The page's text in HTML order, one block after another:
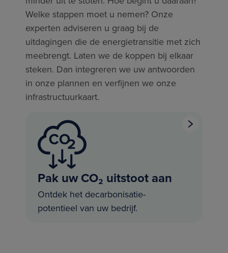
Welke stappen moet u nemen? Onze
experten adviseren u graag bij de
uitdagingen die de energietransitie met zich
meebrengt. Laten we de koppen bij elkaar
steken. Dan integreren we uw antwoorden
in onze plannen en verfijnen we onze
infrastructuurkaart.
Pak uw CO₂ uitstoot aan
Ontdek het decarbonisatie-
potentieel van uw bedrijf.